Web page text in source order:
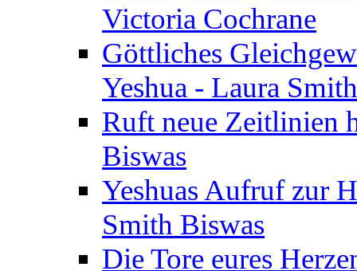
Victoria Cochrane
Göttliches
Yeshua - Laura
Ruft neue Zeitlinien
Biswas
Yeshuas Aufruf zur
Smith Biswas
Die Tore eures